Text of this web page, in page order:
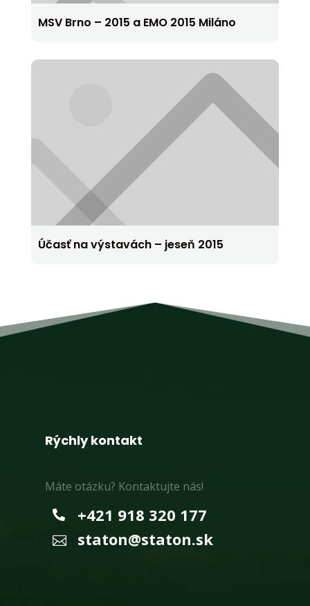
MSV Brno – 2015 a EMO 2015 Miláno
Účasť na výstavách – jeseň 2015
Rýchly kontakt
Máte otázku? Kontaktujte nás!
 +421 918 320 177
 staton@staton.sk